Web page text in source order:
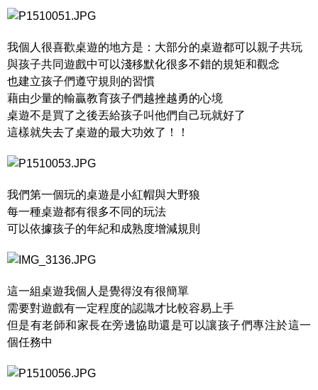
我個人很喜歡桌遊的地方是：大部分的桌遊都可以親子共玩
與孩子共同遊戲中可以淺移默化很多不錯的規矩和觀念
也建立孩子們遵守規則的習慣
藉由少量的輸贏教育孩子們越挫越勇的心境
桌遊不是買了之後丟給孩子叫他們自己玩就好了
這樣就失去了桌遊的最大功效了！！
我們第一個玩的桌遊是小紅帽與大野狼
每一種桌遊都有很多不同的玩法
可以依據孩子的年紀和成熟度增減規則
這一組桌遊我個人是覺得沒有很簡單
需要對遊戲有一定程度的認識才比較容易上手
但是有老師和家長在旁邊協助還是可以讓孩子們專注於這一
個任務中